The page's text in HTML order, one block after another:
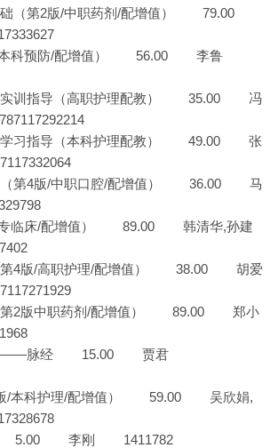
础（第2版/中职药剂/配增值） 79.00
/本科预防/配增值） 56.00 李鲁
实训指导（高职护理配教） 35.00 冯
学习指导（本科护理配教） 49.00 张
（第4版/中职口腔/配增值） 36.00 马
专临床/配增值） 89.00 韩清华,孙建
第4版/高职护理/配增值） 38.00 胡爱
第2版中职药剂/配增值） 89.00 郑小
书——脉经 15.00 贾君
版/本科护理/配增值） 59.00 吴欣娟,
5.00 李刚 1411782